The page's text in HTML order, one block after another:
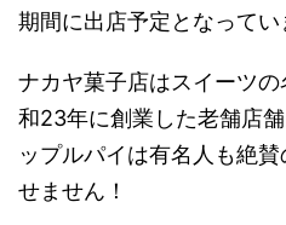
期間に出店予定となってい
ナカヤ菓子店はスイーツ
和23年に創業した老舗店
ップルパイは有名人も絶
せません！